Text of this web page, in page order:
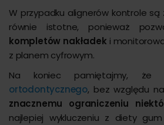
W przypadku alignerów kontrole są
równie istotne, ponieważ
kompletów nakładek i
z planem cyfrowym.
Na koniec pamiętajmy, że
ortodontycznego, bez względu
znacznemu ograniczeniu
najlepiej wykluczeniu z diety